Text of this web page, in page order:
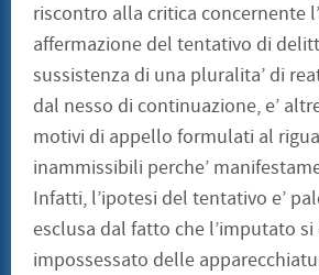
riscontro alla critica concernente
affermazione del tentativo di
sussistenza di una pluralita’ di
dal nesso di continuazione, e’
motivi di appello formulati al
inammissibili perche’
Infatti, l’ipotesi del tentativo e’
esclusa dal fatto che l’imputato si
impossessato delle